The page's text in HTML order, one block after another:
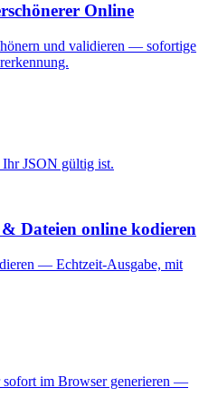
Online
und validieren — sofortige
JSON gültig ist.
Dateien online kodieren
— Echtzeit-Ausgabe, mit
im Browser generieren —